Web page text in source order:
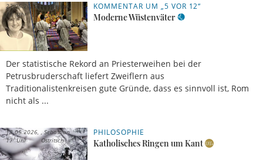
KOMMENTAR UM „5 VOR 12“
Moderne Wüstenväter
Der statistische Rekord an Priesterweihen bei der
Petrusbruderschaft liefert Zweiflern aus
Traditionalistenkreisen gute Gründe, dass es sinnvoll ist, Rom
nicht als ...
23.06.2026,
11 Uhr
Regina
Einig
PHILOSOPHIE
Katholisches Ringen um Kant
13.05.2026,
17 Uhr
Sebastian
Ostritsch